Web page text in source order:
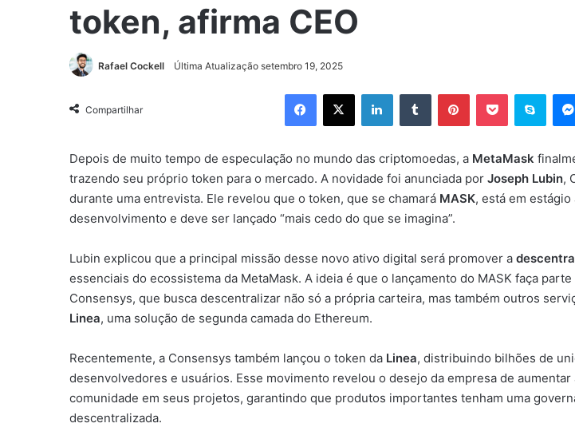
token, afirma CEO
Rafael Cockell Última Atualização setembro 19, 2025
Compartilhar
Facebook
X LinkedinTumblr PinterestPocket Skype
Depois de muito tempo de especulação no mundo das criptomoedas, a MetaMask
trazendo seu próprio token para o mercado. A novidade foi anunciada por Joseph Lubin,
durante uma entrevista. Ele revelou que o token, que se chamará MASK, está em estágio
desenvolvimento e deve ser lançado “mais cedo do que se imagina”.
Lubin explicou que a principal missão desse novo ativo digital será promover a
essenciais do ecossistema da MetaMask. A ideia é que o lançamento do MASK faça
Consensys, que busca descentralizar não só a própria carteira, mas também outros
Linea, uma solução de segunda camada do Ethereum.
Recentemente, a Consensys também lançou o token da Linea, distribuindo bilhões de
desenvolvedores e usuários. Esse movimento revelou o desejo da empresa de aumentar
comunidade em seus projetos, garantindo que produtos importantes tenham uma
descentralizada.